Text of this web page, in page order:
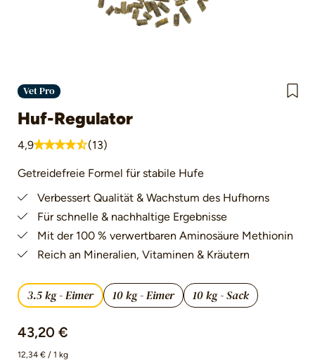
Huf-Regulator
Vet Pro
4,9
Durchschnittliche Bewertung von 4.9 von 5 Sternen
(13)
Getreidefreie Formel für stabile Hufe
Verbessert Qualität & Wachstum des Hufhorns
Für schnelle & nachhaltige Ergebnisse
Mit der 100 % verwertbaren Aminosäure Methionin
Reich an Mineralien, Vitaminen & Kräutern
3.5 kg - Eimer 10 kg - Eimer 10 kg - Sack
43,20 €
12,34 € / 1 kg